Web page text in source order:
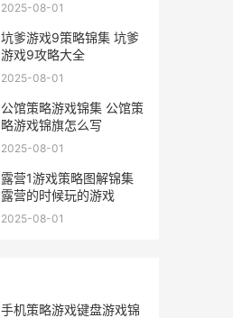
2025-08-01
坑爹游戏9策略锦集 坑爹
游戏9攻略大全
2025-08-01
公馆策略游戏锦集 公馆策
略游戏锦旗怎么写
2025-08-01
露营1游戏策略图解锦集
露营的时候玩的游戏
2025-08-01
手机策略游戏键盘游戏锦